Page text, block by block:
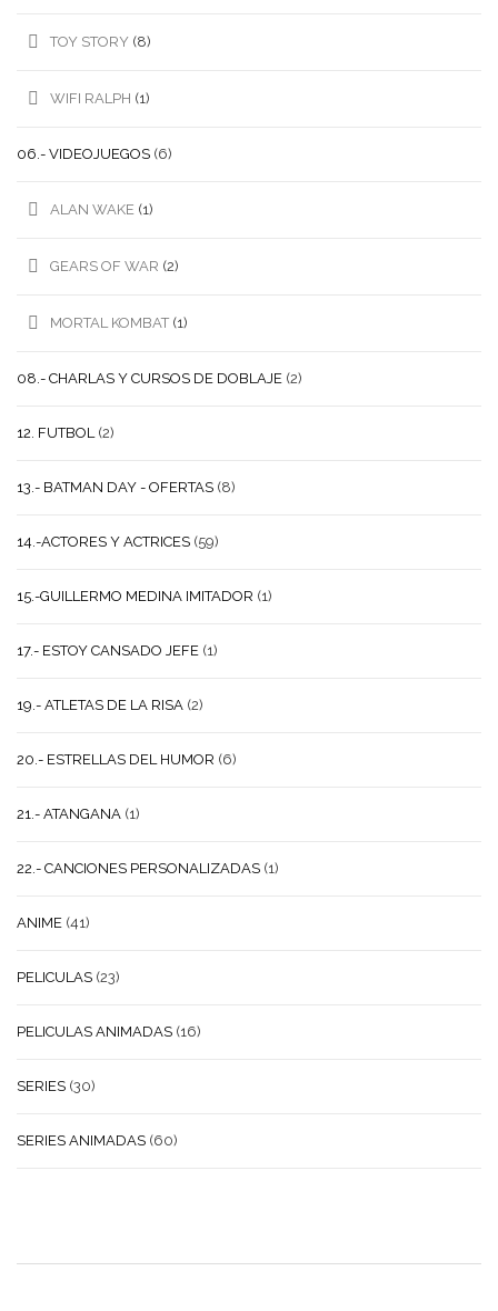
TOY STORY (8)
WIFI RALPH (1)
06.- VIDEOJUEGOS (6)
ALAN WAKE (1)
GEARS OF WAR (2)
MORTAL KOMBAT (1)
08.- CHARLAS Y CURSOS DE DOBLAJE (2)
12. FUTBOL (2)
13.- BATMAN DAY - OFERTAS (8)
14.-ACTORES Y ACTRICES (59)
15.-GUILLERMO MEDINA IMITADOR (1)
17.- ESTOY CANSADO JEFE (1)
19.- ATLETAS DE LA RISA (2)
20.- ESTRELLAS DEL HUMOR (6)
21.- ATANGANA (1)
22.- CANCIONES PERSONALIZADAS (1)
ANIME (41)
PELICULAS (23)
PELICULAS ANIMADAS (16)
SERIES (30)
SERIES ANIMADAS (60)